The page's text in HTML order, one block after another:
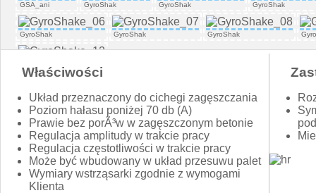
NV- Polska.pl
GSA_ani GyroShak GyroShak GyroShak
GyroShak GyroShak GyroShak
Właściwości
Układ przeznaczony do cichegi zagęszczania
Poziom hałasu poniżej 70 db (A)
Prawie bez porÃ³w w zagęszczonym betonie
Regulacja amplitudy w trakcie pracy
Regulacja częstotliwości w trakcie pracy
Może być wbudowany w układ przesuwu palet
Wymiary wstrząsarki zgodnie z wymogami
Klienta